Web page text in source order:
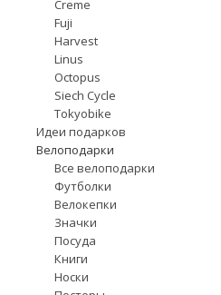
Creme
Fuji
Harvest
Linus
Octopus
Siech Cycle
Tokyobike
Идеи подарков
Велоподарки
Все велоподарки
Футболки
Велокепки
Значки
Посуда
Книги
Носки